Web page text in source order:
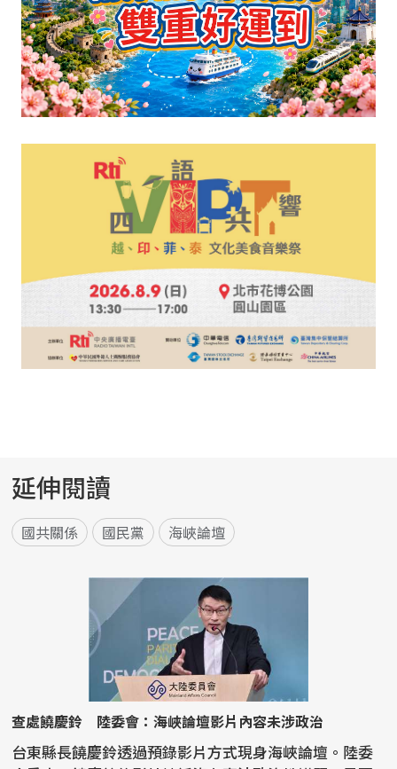
延伸閱讀
國共關係 國民黨 海峽論壇
查處饒慶鈴 陸委會：海峽論壇影片內容未涉政治
台東縣長饒慶鈴透過預錄影片方式現身海峽論壇。陸委